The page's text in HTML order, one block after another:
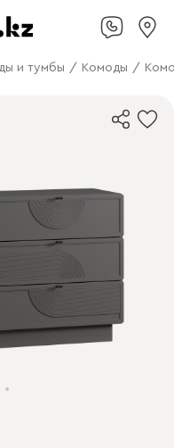
и тумбы / Комоды /